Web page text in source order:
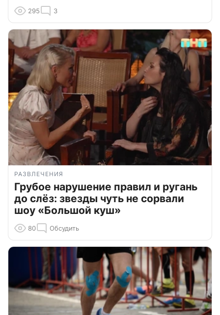
295 3
РАЗВЛЕЧЕНИЯ
Грубое нарушение правил и ругань
до слёз: звезды чуть не сорвали
шоу «Большой куш»
80 Обсудить